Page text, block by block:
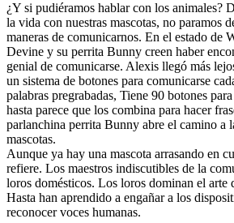
¿Y si pudiéramos hablar con los animales?
la vida con nuestras mascotas, no paramos
maneras de comunicarnos. En el estado de
Devine y su perrita Bunny creen haber
genial de comunicarse. Alexis llegó más
un sistema de botones para comunicarse
palabras pregrabadas, Tiene 90 botones
hasta parece que los combina para hacer
parlanchina perrita Bunny abre el camino a
mascotas.
Aunque ya hay una mascota arrasando en
refiere. Los maestros indiscutibles de la
loros domésticos. Los loros dominan el arte
Hasta han aprendido a engañar a los
reconocer voces humanas.